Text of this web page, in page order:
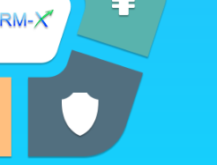
yang Canggih
Cepat dan Aman